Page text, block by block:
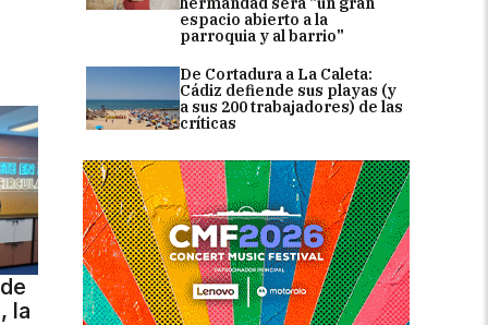
espacio abierto a la
parroquia y al barrio"
De Cortadura a La Caleta:
Cádiz defiende sus playas (y
a sus 200 trabajadores) de las
críticas
la